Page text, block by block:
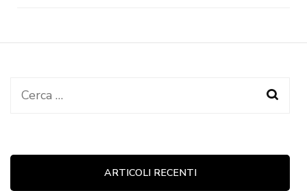
Ricerca
ARTICOLI RECENTI